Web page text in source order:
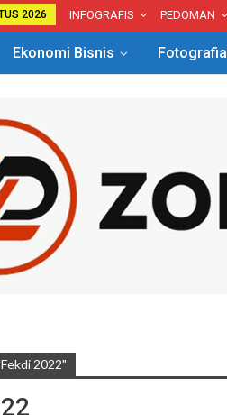
2026 INFOGRAFIS PEDOMAN
Ekonomi Bisnis Fotografia
2022"